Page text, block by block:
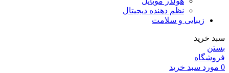
نظم دهنده دیجیتال
زیبایی و سلامت
سبد خرید
بستن
فروشگاه
0 مورد سبد خرید